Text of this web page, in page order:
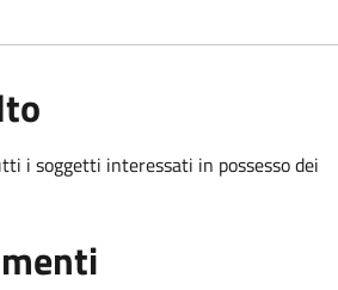
i soggetti interessati in possesso dei